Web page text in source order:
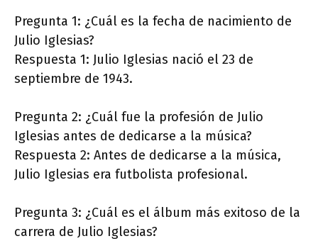
Pregunta 1: ¿Cuál es la fecha de nacimiento de
Julio Iglesias?
Respuesta 1: Julio Iglesias nació el 23 de
septiembre de 1943.
Pregunta 2: ¿Cuál fue la profesión de Julio
Iglesias antes de dedicarse a la música?
Respuesta 2: Antes de dedicarse a la música,
Julio Iglesias era futbolista profesional.
Pregunta 3: ¿Cuál es el álbum más exitoso de la
carrera de Julio Iglesias?